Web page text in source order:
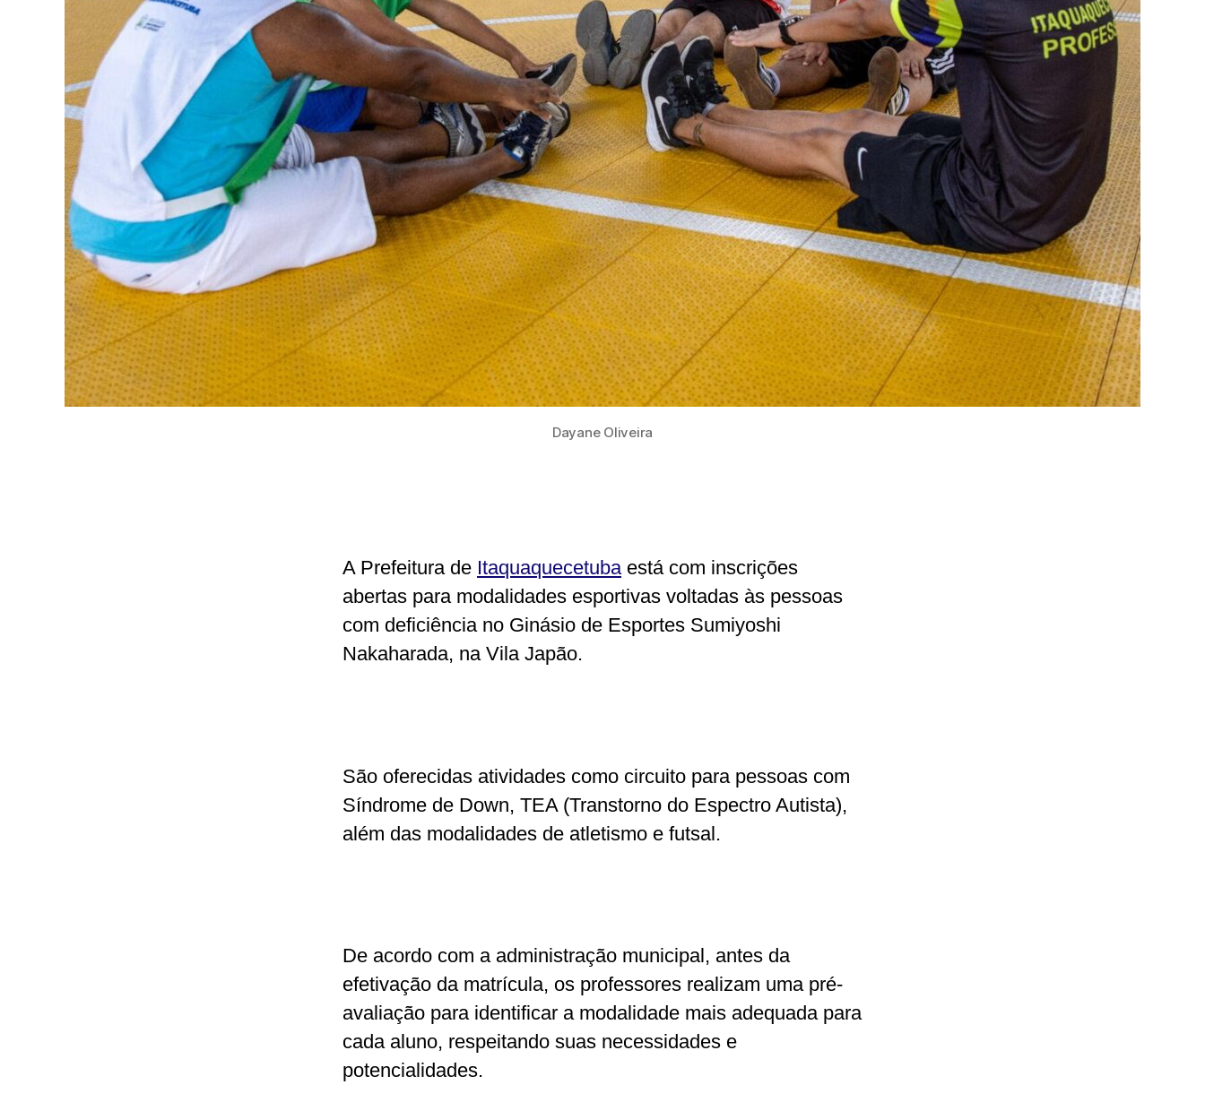
Dayane Oliveira
A Prefeitura de Itaquaquecetuba está com inscrições
abertas para modalidades esportivas voltadas às pessoas
com deficiência no Ginásio de Esportes Sumiyoshi
Nakaharada, na Vila Japão.
São oferecidas atividades como circuito para pessoas com
Síndrome de Down, TEA (Transtorno do Espectro Autista),
além das modalidades de atletismo e futsal.
De acordo com a administração municipal, antes da
efetivação da matrícula, os professores realizam uma pré-
avaliação para identificar a modalidade mais adequada para
cada aluno, respeitando suas necessidades e
potencialidades.